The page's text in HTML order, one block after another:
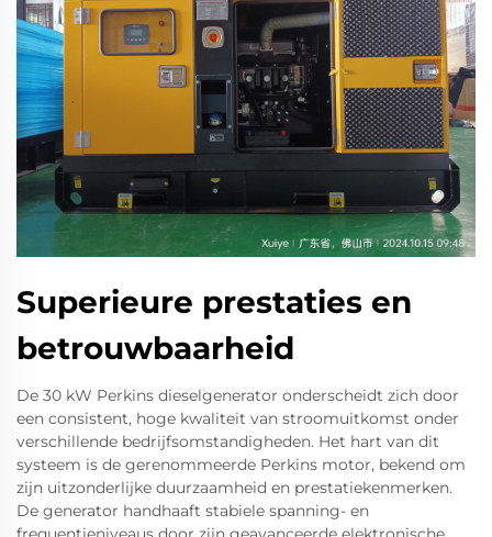
Superieure prestaties en
betrouwbaarheid
De 30 kW Perkins dieselgenerator onderscheidt zich door
een consistent, hoge kwaliteit van stroomuitkomst onder
verschillende bedrijfsomstandigheden. Het hart van dit
systeem is de gerenommeerde Perkins motor, bekend om
zijn uitzonderlijke duurzaamheid en prestatiekenmerken.
De generator handhaaft stabiele spanning- en